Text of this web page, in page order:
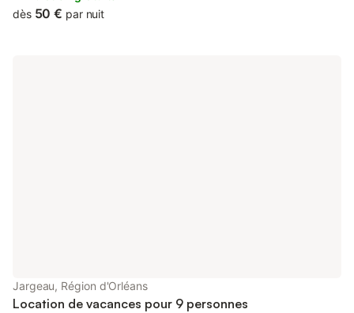
dès 50 € par nuit
Jargeau, Région d'Orléans
Location de vacances pour 9 personnes